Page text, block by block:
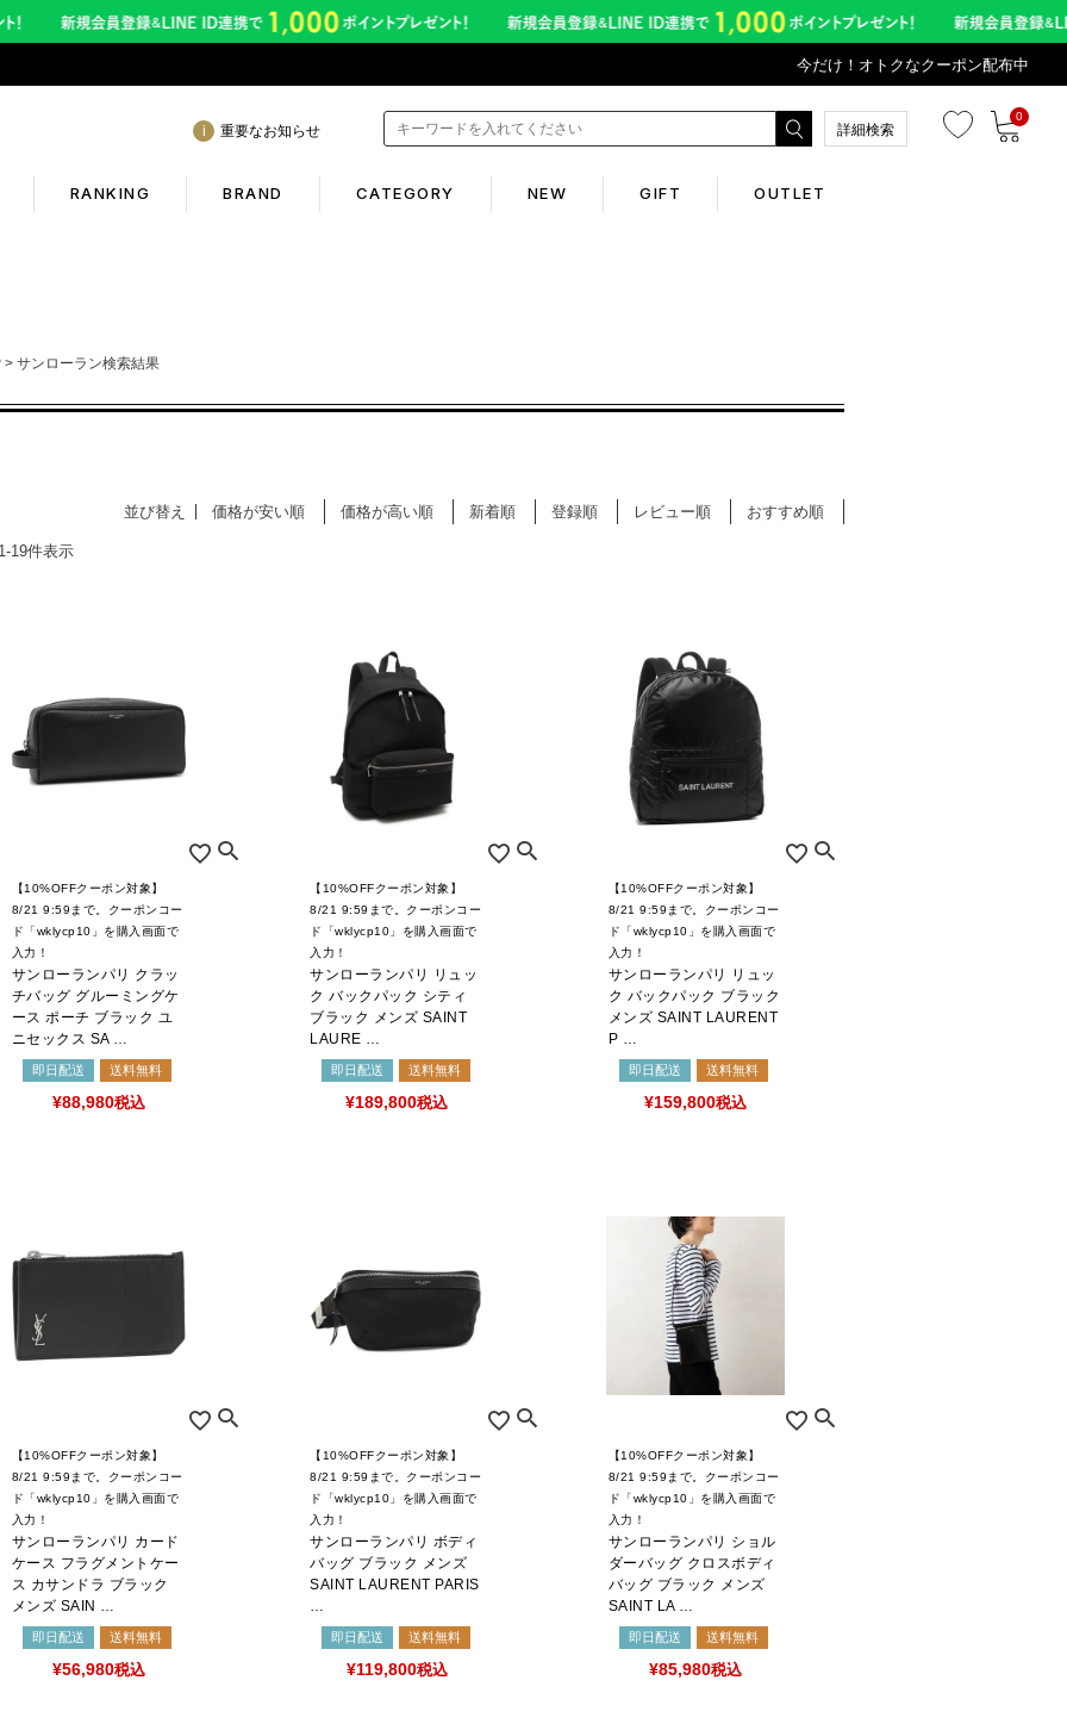
今だけ！オトクなクーポン配布中
重要なお知らせ 詳細検索
0
RANKING BRAND CATEGORY NEW GIFT OUTLET
も休まず発送！営業について
について
履歴
ご利用ガイド
Contents
CATEGORY LIST
サンローラン検索結果
並び替え 価格が安い順 価格が高い順 新着順 登録順 レビュー順 おすすめ順
-19件表示
【10%OFFクーポン対象】
8/21 9:59まで。クーポンコー
ド「wklycp10」を購入画面で
入力！
サンローランパリ クラッ
チバッグ グルーミングケ
ース ポーチ ブラック ユ
ニセックス SA …
即日配送 送料無料
¥88,980税込
【10%OFFクーポン対象】
8/21 9:59まで。クーポンコー
ド「wklycp10」を購入画面で
入力！
サンローランパリ リュッ
ク バックパック シティ
ブラック メンズ SAINT
LAURE …
即日配送 送料無料
¥189,800税込
【10%OFFクーポン対象】
8/21 9:59まで。クーポンコー
ド「wklycp10」を購入画面で
入力！
サンローランパリ リュッ
ク バックパック ブラック
メンズ SAINT LAURENT
P …
即日配送 送料無料
¥159,800税込
【10%OFFクーポン対象】
8/21 9:59まで。クーポンコー
ド「wklycp10」を購入画面で
入力！
サンローランパリ カード
ケース フラグメントケー
ス カサンドラ ブラック
メンズ SAIN …
即日配送 送料無料
¥56,980税込
【10%OFFクーポン対象】
8/21 9:59まで。クーポンコー
ド「wklycp10」を購入画面で
入力！
サンローランパリ ボディ
バッグ ブラック メンズ
SAINT LAURENT PARIS
…
即日配送 送料無料
¥119,800税込
【10%OFFクーポン対象】
8/21 9:59まで。クーポンコー
ド「wklycp10」を購入画面で
入力！
サンローランパリ ショル
ダーバッグ クロスボディ
バッグ ブラック メンズ
SAINT LA …
即日配送 送料無料
¥85,980税込